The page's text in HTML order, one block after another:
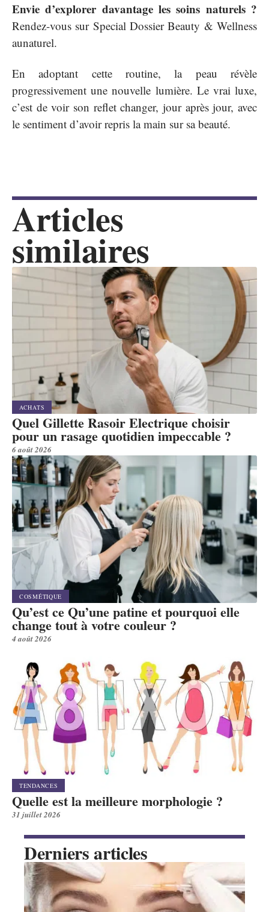
Envie d’explorer davantage les soins naturels ?
Rendez-vous sur Special Dossier Beauty & Wellness
aunaturel.
En adoptant cette routine, la peau révèle
progressivement une nouvelle lumière. Le vrai luxe,
c’est de voir son reflet changer, jour après jour, avec
le sentiment d’avoir repris la main sur sa beauté.
Articles
similaires
ACHATS
Quel Gillette Rasoir Electrique choisir
pour un rasage quotidien impeccable ?
6 août 2026
COSMÉTIQUE
Qu’est ce Qu’une patine et pourquoi elle
change tout à votre couleur ?
4 août 2026
TENDANCES
Quelle est la meilleure morphologie ?
31 juillet 2026
Derniers articles